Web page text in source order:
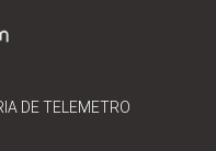
DE TELEMETRO